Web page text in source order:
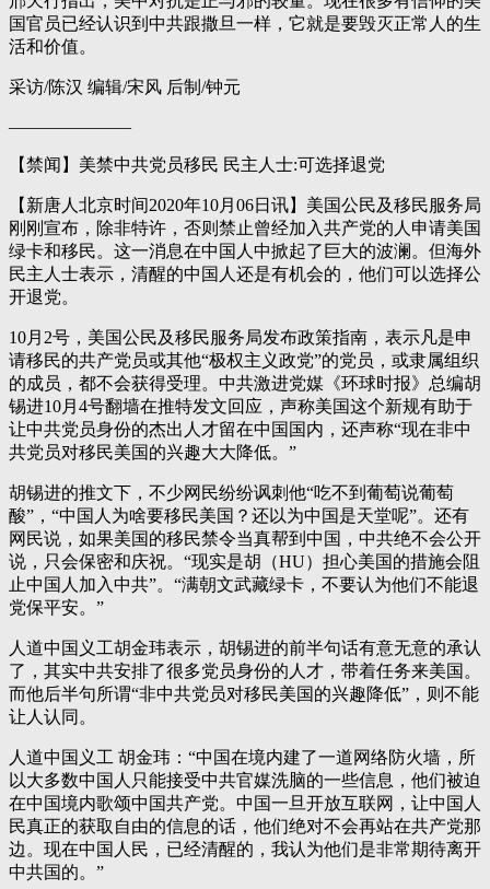
国官员已经认识到中共跟撒旦一样，它就是要毁灭正常人的生
活和价值。
采访/陈汉 编辑/宋风 后制/钟元
———————
【禁闻】美禁中共党员移民 民主人士:可选择退党
【新唐人北京时间2020年10月06日讯】美国公民及移民服务局
刚刚宣布，除非特许，否则禁止曾经加入共产党的人申请美国
绿卡和移民。这一消息在中国人中掀起了巨大的波澜。但海外
民主人士表示，清醒的中国人还是有机会的，他们可以选择公
开退党。
10月2号，美国公民及移民服务局发布政策指南，表示凡是申
请移民的共产党员或其他“极权主义政党”的党员，或隶属组织
的成员，都不会获得受理。中共激进党媒《环球时报》总编胡
锡进10月4号翻墙在推特发文回应，声称美国这个新规有助于
让中共党员身份的杰出人才留在中国国内，还声称“现在非中
共党员对移民美国的兴趣大大降低。”
胡锡进的推文下，不少网民纷纷讽刺他“吃不到葡萄说葡萄
酸”，“中国人为啥要移民美国？还以为中国是天堂呢”。还有
网民说，如果美国的移民禁令当真帮到中国，中共绝不会公开
说，只会保密和庆祝。“现实是胡（HU）担心美国的措施会阻
止中国人加入中共”。“满朝文武藏绿卡，不要认为他们不能退
党保平安。”
人道中国义工胡金玮表示，胡锡进的前半句话有意无意的承认
了，其实中共安排了很多党员身份的人才，带着任务来美国。
而他后半句所谓“非中共党员对移民美国的兴趣降低”，则不能
让人认同。
人道中国义工 胡金玮：“中国在境内建了一道网络防火墙，所
以大多数中国人只能接受中共官媒洗脑的一些信息，他们被迫
在中国境内歌颂中国共产党。中国一旦开放互联网，让中国人
民真正的获取自由的信息的话，他们绝对不会再站在共产党那
边。现在中国人民，已经清醒的，我认为他们是非常期待离开
中共国的。”